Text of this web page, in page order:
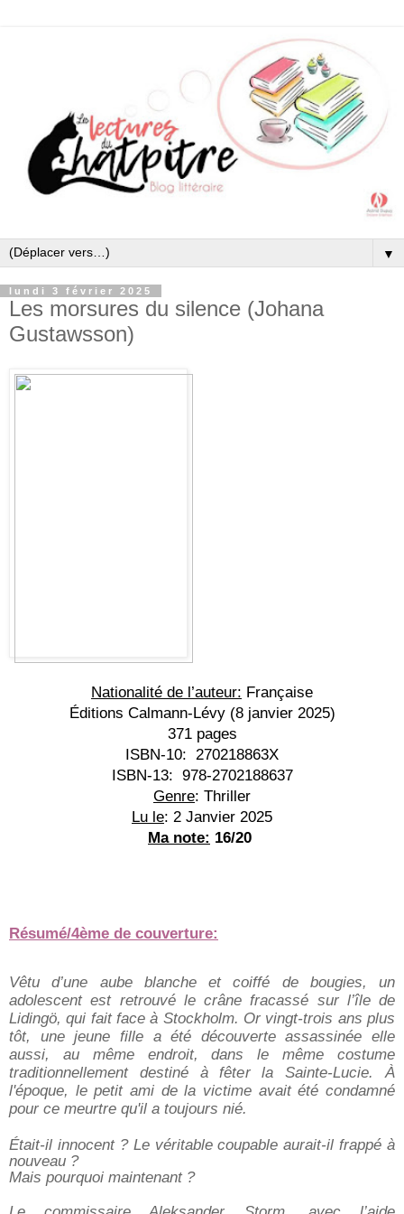
▼
lundi 3 février 2025
Les morsures du silence (Johana
Gustawsson)
Nationalité de l’auteur: Française
Éditions Calmann-Lévy (8 janvier 2025)
371 pages
ISBN-10: 270218863X
ISBN-13: 978-2702188637
Genre: Thriller
Lu le: 2 Janvier 2025
Ma note: 16/20
Résumé/4ème de couverture:
Vêtu d’une aube blanche et coiffé de bougies, un
adolescent est retrouvé le crâne fracassé sur l’île de
Lidingö, qui fait face à Stockholm. Or vingt-trois ans plus
tôt, une jeune fille a été découverte assassinée elle
aussi, au même endroit, dans le même costume
traditionnellement destiné à fêter la Sainte-Lucie. À
l'époque, le petit ami de la victime avait été condamné
pour ce meurtre qu'il a toujours nié.
Était-il innocent ? Le véritable coupable aurait-il frappé à
nouveau ?
Mais pourquoi maintenant ?